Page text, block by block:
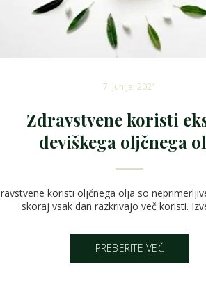
7. junija, 2021
Zdravstvene koristi
deviškega oljčnega
koristi oljčnega olja so
skoraj vsak dan razkrivajo več koristi.
PREBERITE VEČ